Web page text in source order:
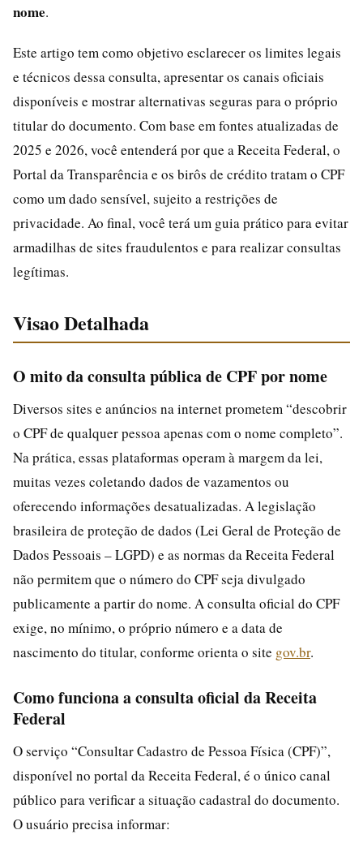
nome.
Este artigo tem como objetivo esclarecer os limites legais
e técnicos dessa consulta, apresentar os canais oficiais
disponíveis e mostrar alternativas seguras para o próprio
titular do documento. Com base em fontes atualizadas de
2025 e 2026, você entenderá por que a Receita Federal, o
Portal da Transparência e os birôs de crédito tratam o CPF
como um dado sensível, sujeito a restrições de
privacidade. Ao final, você terá um guia prático para evitar
armadilhas de sites fraudulentos e para realizar consultas
legítimas.
Visao Detalhada
O mito da consulta pública de CPF por nome
Diversos sites e anúncios na internet prometem “descobrir
o CPF de qualquer pessoa apenas com o nome completo”.
Na prática, essas plataformas operam à margem da lei,
muitas vezes coletando dados de vazamentos ou
oferecendo informações desatualizadas. A legislação
brasileira de proteção de dados (Lei Geral de Proteção de
Dados Pessoais – LGPD) e as normas da Receita Federal
não permitem que o número do CPF seja divulgado
publicamente a partir do nome. A consulta oficial do CPF
exige, no mínimo, o próprio número e a data de
nascimento do titular, conforme orienta o site gov.br.
Como funciona a consulta oficial da Receita
Federal
O serviço “Consultar Cadastro de Pessoa Física (CPF)”,
disponível no portal da Receita Federal, é o único canal
público para verificar a situação cadastral do documento.
O usuário precisa informar: